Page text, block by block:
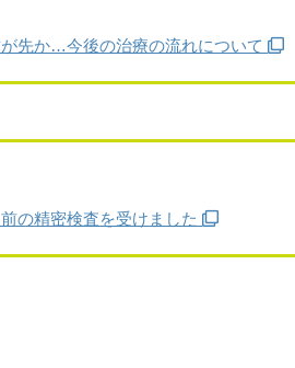
先か…今後の治療の流れについて
の精密検査を受けました